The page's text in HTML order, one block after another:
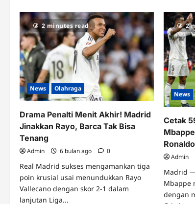
2 minutes read
News Olahraga
Drama Penalti Menit Akhir! Madrid
Jinakkan Rayo, Barca Tak Bisa
Tenang
Admin 6 bulan ago 0
Real Madrid sukses mengamankan tiga
poin krusial usai menundukkan Rayo
Vallecano dengan skor 2-1 dalam
lanjutan Liga...
2
News
Cetak
Admin
Madrid
Mbappe
dengan